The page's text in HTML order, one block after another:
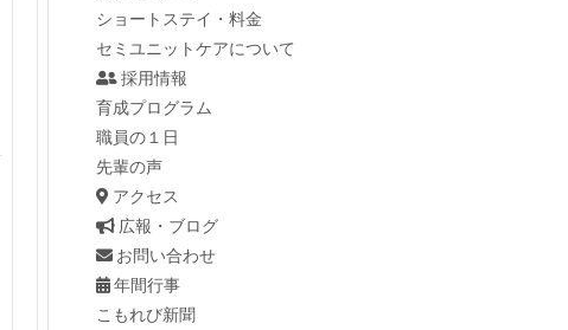
ショートステイ・料金
セミユニットケアについて
採用情報
育成プログラム
職員の１日
先輩の声
アクセス
広報・ブログ
お問い合わせ
年間行事
こもれび新聞